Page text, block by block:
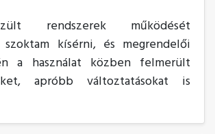
rendszerek működését
szoktam kísérni, és megrendelői
a használat közben felmerült
apróbb változtatásokat is